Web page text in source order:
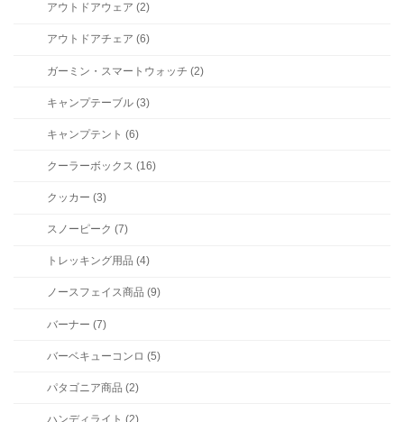
アウトドアウェア (2)
アウトドアチェア (6)
ガーミン・スマートウォッチ (2)
キャンプテーブル (3)
キャンプテント (6)
クーラーボックス (16)
クッカー (3)
スノーピーク (7)
トレッキング用品 (4)
ノースフェイス商品 (9)
バーナー (7)
バーベキューコンロ (5)
パタゴニア商品 (2)
ハンディライト (2)